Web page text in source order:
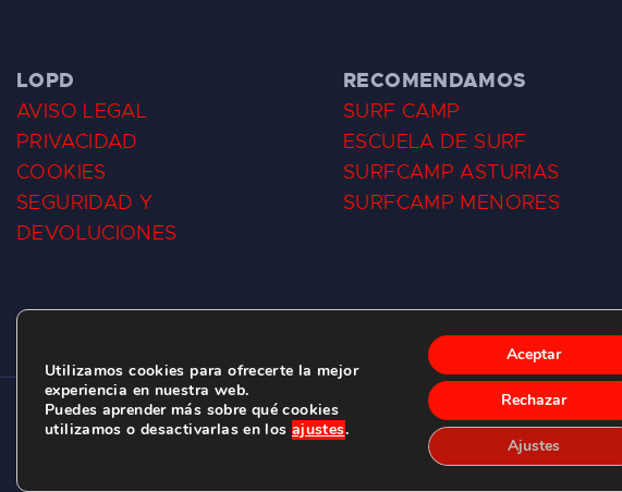
LOPD
AVISO LEGAL
PRIVACIDAD
COOKIES
SEGURIDAD Y
DEVOLUCIONES
RECOMENDAMOS
SURF CAMP
ESCUELA DE SURF
SURFCAMP ASTURIAS
SURFCAMP MENORES
CLUB DE SURF LAS DUNAS ©2026.
C/ BERNARDO ÁLVAREZ GALAN 1, SALINAS (ASTURIAS)
Utilizamos cookies para ofrecerte la mejor
experiencia en nuestra web.
Puedes aprender más sobre qué cookies
utilizamos o desactivarlas en los ajustes.
Aceptar
Rechazar
Ajustes